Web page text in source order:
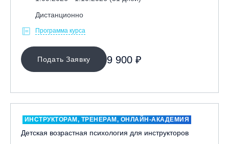
Дистанционно
Программа курса
Подать Заявку 9 900 ₽
ИНСТРУКТОРАМ, ТРЕНЕРАМ, ОНЛАЙН-АКАДЕМИЯ
Детская возрастная психология для инструкторов